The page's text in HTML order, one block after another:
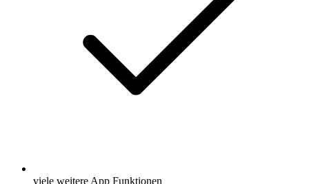
viele weitere App Funktionen